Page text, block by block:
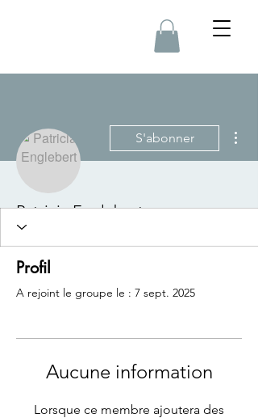
S'abonner
Patricia Englebert
Profil
A rejoint le groupe le : 7 sept. 2025
Aucune information
Lorsque ce membre ajoutera des